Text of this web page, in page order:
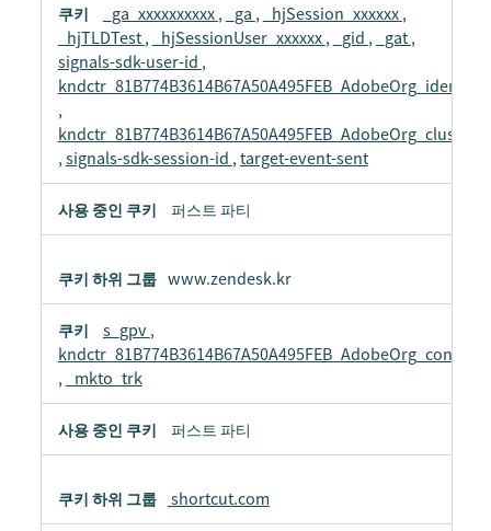
_ga_xxxxxxxxxx, _ga , _hjSession_xxxxxx,
_hjTLDTest, _hjSessionUser_xxxxxx, _gid , _gat,
signals-sdk-user-id ,
kndctr_81B774B3614B67A50A495FEB_AdobeOrg_identity
,
kndctr_81B774B3614B67A50A495FEB_AdobeOrg_cluster
,signals-sdk-session-id ,target-event-sent
퍼스트 파티
www.zendesk.kr
s_gpv,
kndctr_81B774B3614B67A50A495FEB_AdobeOrg_consent
, _mkto_trk
퍼스트 파티
shortcut.com